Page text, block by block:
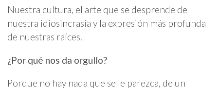
Nuestra cultura, el arte que se desprende de
nuestra idiosincrasia y la expresión más profunda
de nuestras raíces.
¿Por qué nos da orgullo?
Porque no hay nada que se le parezca, de un